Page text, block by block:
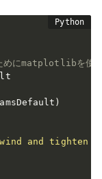
めにmatplotlibを使
)
and tighten